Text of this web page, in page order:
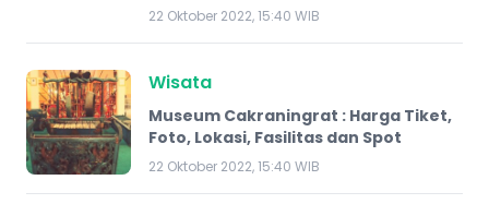
22 Oktober 2022, 15:40 WIB
Wisata
Museum Cakraningrat : Harga Tiket,
Foto, Lokasi, Fasilitas dan Spot
22 Oktober 2022, 15:40 WIB